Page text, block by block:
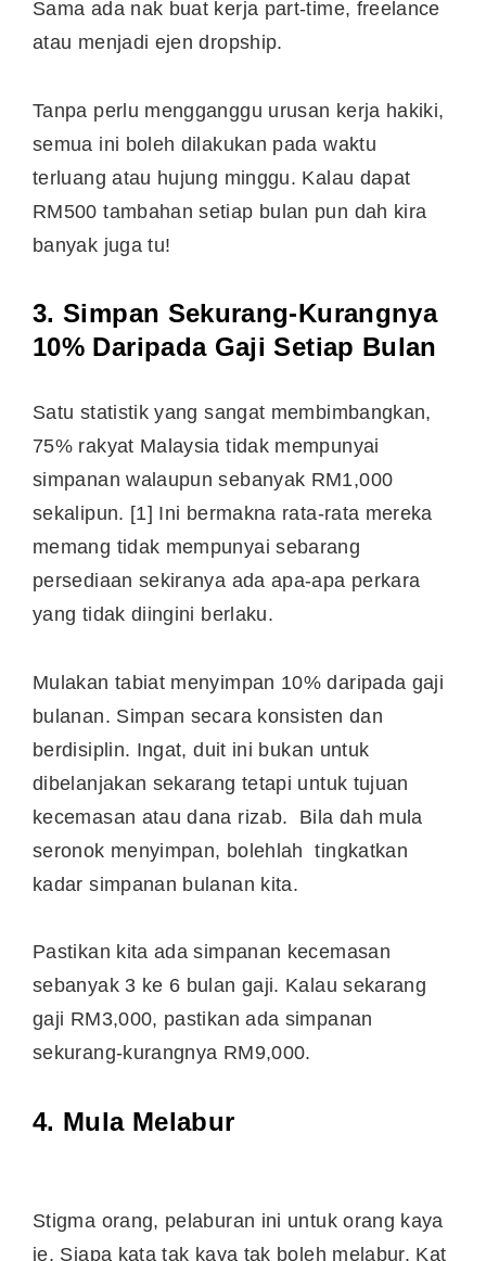
Sama ada nak buat kerja part-time, freelance
atau menjadi ejen dropship.
Tanpa perlu mengganggu urusan kerja hakiki,
semua ini boleh dilakukan pada waktu
terluang atau hujung minggu. Kalau dapat
RM500 tambahan setiap bulan pun dah kira
banyak juga tu!
3. Simpan Sekurang-Kurangnya
10% Daripada Gaji Setiap Bulan
Satu statistik yang sangat membimbangkan,
75% rakyat Malaysia tidak mempunyai
simpanan walaupun sebanyak RM1,000
sekalipun. [1] Ini bermakna rata-rata mereka
memang tidak mempunyai sebarang
persediaan sekiranya ada apa-apa perkara
yang tidak diingini berlaku.
Mulakan tabiat menyimpan 10% daripada gaji
bulanan. Simpan secara konsisten dan
berdisiplin. Ingat, duit ini bukan untuk
dibelanjakan sekarang tetapi untuk tujuan
kecemasan atau dana rizab. Bila dah mula
seronok menyimpan, bolehlah tingkatkan
kadar simpanan bulanan kita.
Pastikan kita ada simpanan kecemasan
sebanyak 3 ke 6 bulan gaji. Kalau sekarang
gaji RM3,000, pastikan ada simpanan
sekurang-kurangnya RM9,000.
4. Mula Melabur
Stigma orang, pelaburan ini untuk orang kaya
je. Siapa kata tak kaya tak boleh melabur. Kat